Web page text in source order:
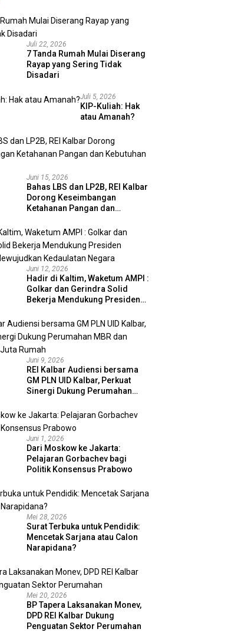
Juli 22, 2026
7 Tanda Rumah Mulai Diserang
Rayap yang Sering Tidak
Disadari
Juli 5, 2026
KIP-Kuliah: Hak
atau Amanah?
Juni 15, 2026
Bahas LBS dan LP2B, REI Kalbar
Dorong Keseimbangan
Ketahanan Pangan dan
Juni 12, 2026
Hadir di Kaltim, Waketum AMPI :
Golkar dan Gerindra Solid
Bekerja Mendukung Presiden
Kedaulatan Negara
Juni 9, 2026
REI Kalbar Audiensi bersama
GM PLN UID Kalbar, Perkuat
Sinergi Dukung Perumahan
Rumah
Juni 1, 2026
Dari Moskow ke Jakarta:
Pelajaran Gorbachev bagi
Politik Konsensus Prabowo
Mei 28, 2026
Surat Terbuka untuk Pendidik:
Mencetak Sarjana atau Calon
Narapidana?
Mei 20, 2026
BP Tapera Laksanakan Monev,
DPD REI Kalbar Dukung
Penguatan Sektor Perumahan